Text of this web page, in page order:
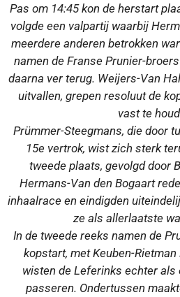
Pas om 14:45 kon de herstart
volgde een valpartij waarbij
meerdere anderen betrokken
namen de Franse Prunier-
daarna ver terug. Weijers-Van
uitvallen, grepen resoluut de
vast te
Prümmer-Steegmans, die door
15e vertrok, wist zich sterk
tweede plaats, gevolgd door
Hermans-Van den Bogaart
inhaalrace en eindigden
ze als allerlaatste
In de tweede reeks namen de
kopstart, met Keuben-
wisten de Leferinks echter
passeren. Ondertussen